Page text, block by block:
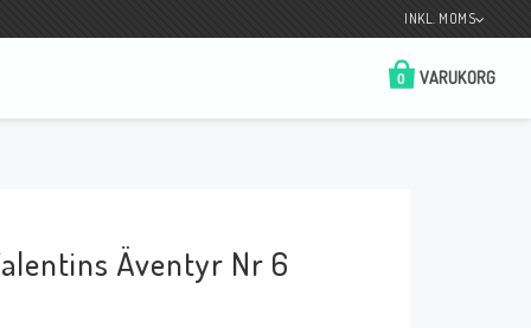
INKL. MOMS
VARUKORG
0
Betala enkelt i förskott till konto i Nordea
Äventyr Nr 6